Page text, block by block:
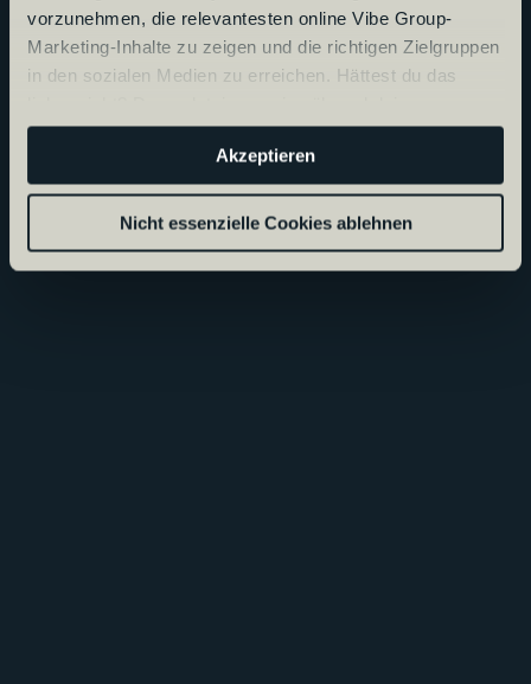
vorzunehmen, die relevantesten online Vibe Group-
Marketing-Inhalte zu zeigen und die richtigen Zielgruppen
in den sozialen Medien zu erreichen. Hättest du das
Besuchs nur wesentliche und statistische Cookies.
Möchtest du mehr wissen? Klicke oben auf „Details“ oder
lies unserDatenschutzerklärung.
Akzeptieren
Nicht essenzielle Cookies ablehnen